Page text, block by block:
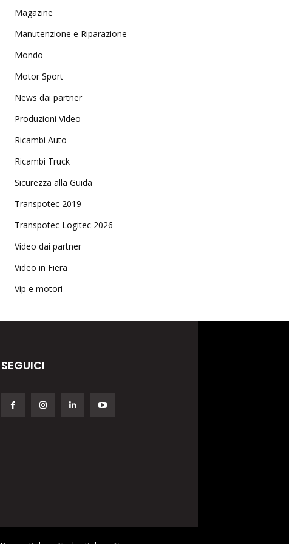
Magazine
Manutenzione e Riparazione
Mondo
Motor Sport
News dai partner
Produzioni Video
Ricambi Auto
Ricambi Truck
Sicurezza alla Guida
Transpotec 2019
Transpotec Logitec 2026
Video dai partner
Video in Fiera
Vip e motori
SEGUICI